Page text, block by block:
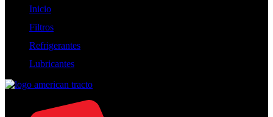
Inicio
Filtros
Refrigerantes
Lubricantes